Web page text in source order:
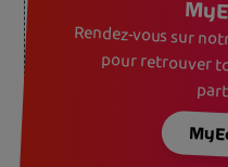
Rendez-vous sur
pour retrouver